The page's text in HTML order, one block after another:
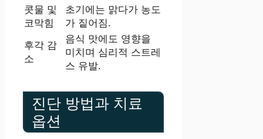
콧물 및
코막힘
초기에는 맑다가 농도
가 짙어짐.
후각 감
소
음식 맛에도 영향을
미치며 심리적 스트레
스 유발.
진단 방법과 치료
옵션